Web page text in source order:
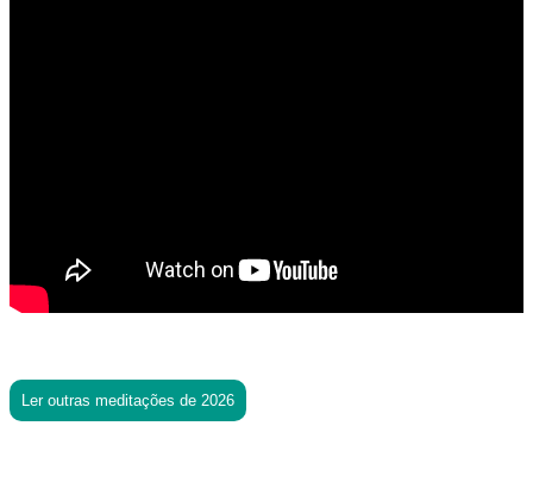
Ler outras meditações de 2026